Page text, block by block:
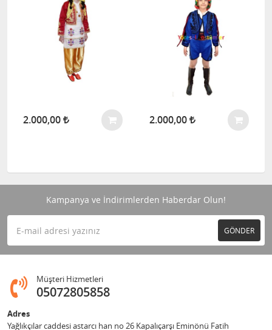
2.000,00 2.000,00
Kampanya ve İndirimlerden Haberdar Olun!
GÖNDER
Müşteri Hizmetleri
05072805858
Adres
Yağlıkçılar caddesi astarcı han no 26 Kapalıçarşı Eminönü Fatih